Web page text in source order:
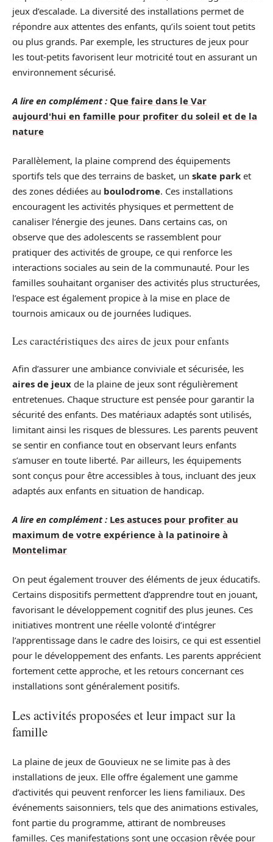
jeux d’escalade. La diversité des installations permet de
répondre aux attentes des enfants, qu’ils soient tout petits
ou plus grands. Par exemple, les structures de jeux pour
les tout-petits favorisent leur motricité tout en assurant un
environnement sécurisé.
A lire en complément : Que faire dans le Var
aujourd'hui en famille pour profiter du soleil et de la
nature
Parallèlement, la plaine comprend des équipements
sportifs tels que des terrains de basket, un skate park et
des zones dédiées au boulodrome. Ces installations
encouragent les activités physiques et permettent de
canaliser l’énergie des jeunes. Dans certains cas, on
observe que des adolescents se rassemblent pour
pratiquer des activités de groupe, ce qui renforce les
interactions sociales au sein de la communauté. Pour les
familles souhaitant organiser des activités plus structurées,
l’espace est également propice à la mise en place de
tournois amicaux ou de journées ludiques.
Les caractéristiques des aires de jeux pour enfants
Afin d’assurer une ambiance conviviale et sécurisée, les
aires de jeux de la plaine de jeux sont régulièrement
entretenues. Chaque structure est pensée pour garantir la
sécurité des enfants. Des matériaux adaptés sont utilisés,
limitant ainsi les risques de blessures. Les parents peuvent
se sentir en confiance tout en observant leurs enfants
s’amuser en toute liberté. Par ailleurs, les équipements
sont conçus pour être accessibles à tous, incluant des jeux
adaptés aux enfants en situation de handicap.
A lire en complément : Les astuces pour profiter au
maximum de votre expérience à la patinoire à
Montelimar
On peut également trouver des éléments de jeux éducatifs.
Certains dispositifs permettent d’apprendre tout en jouant,
favorisant le développement cognitif des plus jeunes. Ces
initiatives montrent une réelle volonté d’intégrer
l’apprentissage dans le cadre des loisirs, ce qui est essentiel
pour le développement des enfants. Les parents apprécient
fortement cette approche, et les retours concernant ces
installations sont généralement positifs.
Les activités proposées et leur impact sur la
famille
La plaine de jeux de Gouvieux ne se limite pas à des
installations de jeux. Elle offre également une gamme
d’activités qui peuvent renforcer les liens familiaux. Des
événements saisonniers, tels que des animations estivales,
font partie du programme, attirant de nombreuses
familles. Ces manifestations sont une occasion rêvée pour